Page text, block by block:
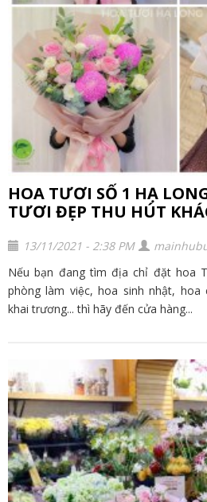
HOA TƯƠI SỐ 1 HẠ
TƯƠI ĐẸP THU HÚT
13/11/2021 - 2:38 PM
Nếu bạn đang tìm địa chỉ đặt hoa
phòng làm việc, hoa sinh nhật,
khai trương... thì hãy đến cửa hàng...